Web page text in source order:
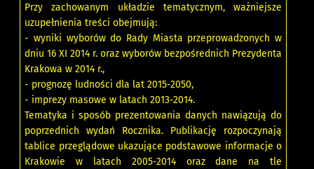
Przy zachowanym układzie tematycznym, ważniejsze
uzupełnienia treści obejmują:
- wyniki wyborów do Rady Miasta przeprowadzonych w
dniu 16 XI 2014 r. oraz wyborów bezpośrednich Prezydenta
Krakowa w 2014 r.,
- prognozę ludności dla lat 2015-2050,
- imprezy masowe w latach 2013-2014.
Tematyka i sposób prezentowania danych nawiązują do
poprzednich wydań Rocznika. Publikację rozpoczynają
tablice przeglądowe ukazujące podstawowe informacje o
Krakowie w latach 2005-2014 oraz dane na tle